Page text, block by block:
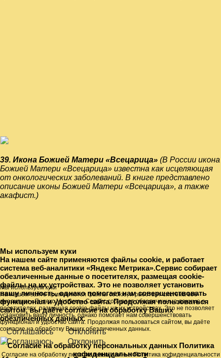
Мы используем куки
На нашем сайте применяются файлы cookie, и работает
система веб-аналитики «Яндекс Метрика».Сервис собирает
обезличенные данные о посетителях, размещая cookie-
файлы на их устройствах. Это не позволяет установить
вашу личность, однако помогает нам совершенствовать
функционал и удобство сайта. Продолжая пользоваться
сайтом, вы даёте согласие на обработку Ваших
обезличенных данных.
Соглашаюсь
Отклонить
Согласие на обработку персональных данных Политика
кофиденциальности
39. Икона Божией Матери «Всецарица» (В России икона
Божией Матери «Всецарица» известна как исцеляющая
от онкологических заболеваний. В книге представлено
описание иконы Божией Матери «Всецарица», а также
акафист.)
Мы используем куки
На нашем сайте применяются файлы cookie, и работает система веб-
аналитики «Яндекс Метрика».Сервис собирает обезличенные данные о
посетителях, размещая cookie-файлы на их устройствах. Это не позволяет
установить вашу личность, однако помогает нам совершенствовать
функционал и удобство сайта. Продолжая пользоваться сайтом, вы даёте
согласие на обработку Ваших обезличенных данных.
Соглашаюсь Отклонить
Согласие на обработку персональных данных Политика кофиденциальности